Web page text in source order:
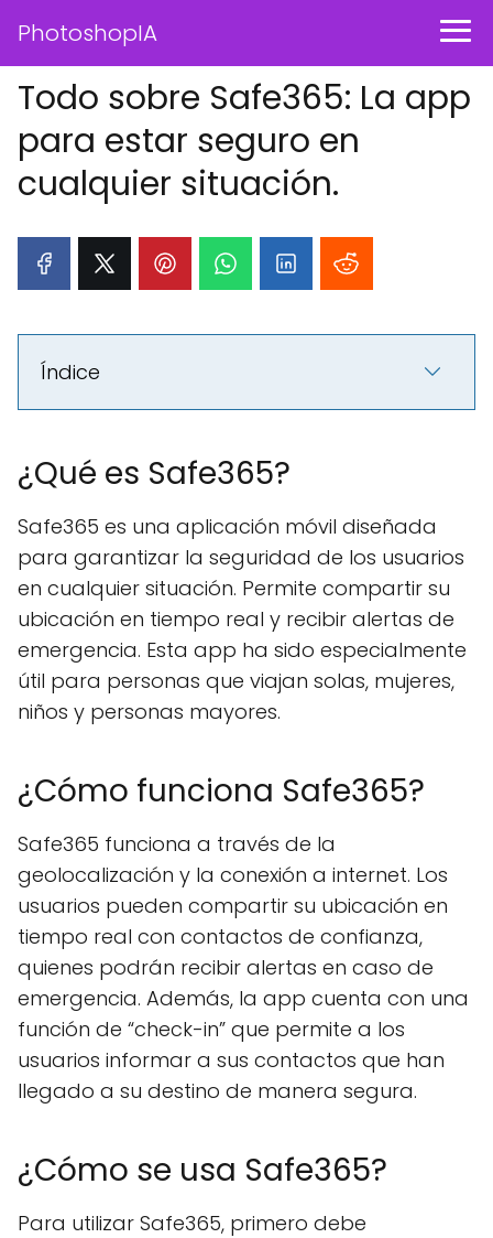
PhotoshopIA
Todo sobre Safe365: La app
para estar seguro en
cualquier situación.
Índice
¿Qué es Safe365?
Safe365 es una aplicación móvil diseñada
para garantizar la seguridad de los usuarios
en cualquier situación. Permite compartir su
ubicación en tiempo real y recibir alertas de
emergencia. Esta app ha sido especialmente
útil para personas que viajan solas, mujeres,
niños y personas mayores.
¿Cómo funciona Safe365?
Safe365 funciona a través de la
geolocalización y la conexión a internet. Los
usuarios pueden compartir su ubicación en
tiempo real con contactos de confianza,
quienes podrán recibir alertas en caso de
emergencia. Además, la app cuenta con una
función de “check-in” que permite a los
usuarios informar a sus contactos que han
llegado a su destino de manera segura.
¿Cómo se usa Safe365?
Para utilizar Safe365, primero debe